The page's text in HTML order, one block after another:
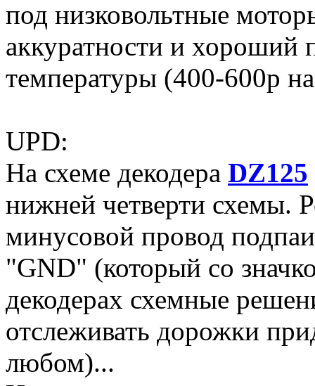
под низковольтные
аккуратности и хороший
температуры (400-600р
UPD:
На схеме декодера DZ125
нижней четверти схемы.
минусовой провод
"GND" (который со
декодерах схемные
отслеживать дорожки
любом)...